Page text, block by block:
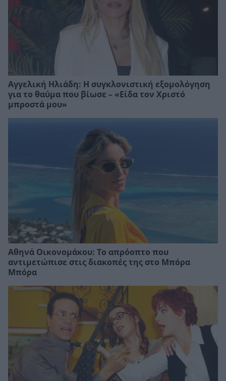
Αγγελική Ηλιάδη: Η συγκλονιστική εξομολόγηση
για το θαύμα που βίωσε – «Είδα τον Χριστό
μπροστά μου»
Αθηνά Οικονομάκου: Το απρόοπτο που
αντιμετώπισε στις διακοπές της στο Μπόρα
Μπόρα